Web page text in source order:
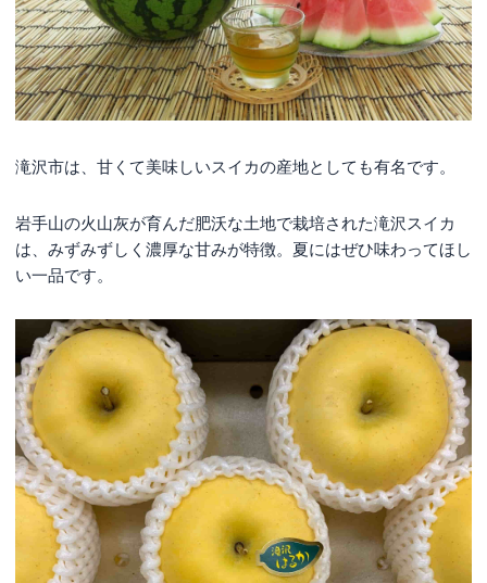
滝沢市は、甘くて美味しいスイカの産地としても有名です。
岩手山の火山灰が育んだ肥沃な土地で栽培された滝沢スイカ
は、みずみずしく濃厚な甘みが特徴。夏にはぜひ味わってほし
い一品です。